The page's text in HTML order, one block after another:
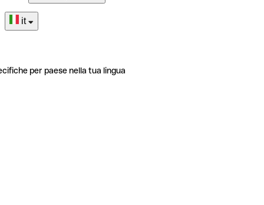
it
per paese nella tua lingua